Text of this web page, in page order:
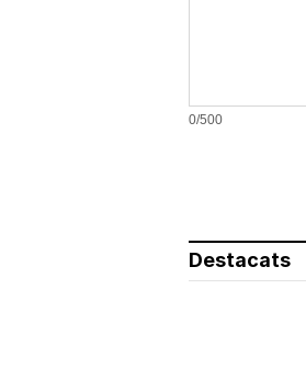
0/500
Destacats